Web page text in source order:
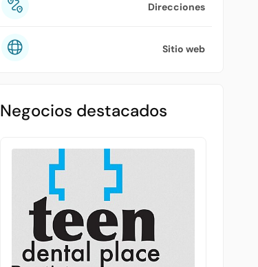
Direcciones
Sitio web
Negocios destacados